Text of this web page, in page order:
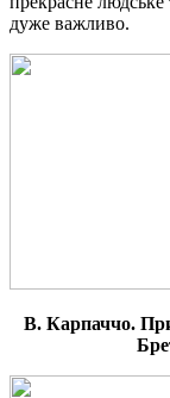
дуже важливо.
В. Карпаччо.